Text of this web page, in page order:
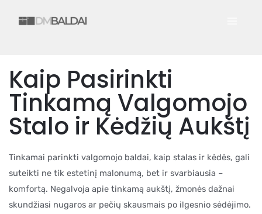
Kaip Pasirinkti
Tinkamą Valgomojo
Stalo ir Kėdžių Aukštį
Tinkamai parinkti valgomojo baldai, kaip stalas ir kėdės, gali
suteikti ne tik estetinį malonumą, bet ir svarbiausia –
komfortą. Negalvoja apie tinkamą aukštį, žmonės dažnai
skundžiasi nugaros ar pečių skausmais po ilgesnio sėdėjimo.
navigation